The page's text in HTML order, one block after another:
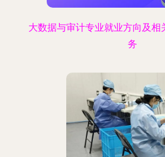
大数据与审计专业就业方向及相
务